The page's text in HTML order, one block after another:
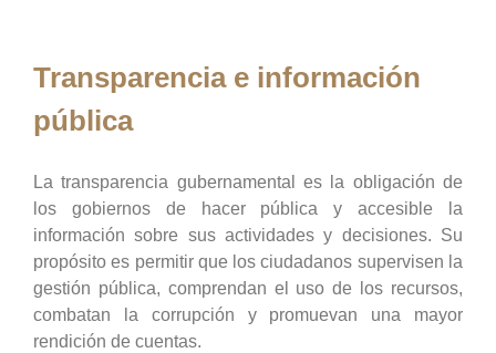
Transparencia e información
pública
La transparencia gubernamental es la obligación de
los gobiernos de hacer pública y accesible la
información sobre sus actividades y decisiones. Su
propósito es permitir que los ciudadanos supervisen la
gestión pública, comprendan el uso de los recursos,
combatan la corrupción y promuevan una mayor
rendición de cuentas.